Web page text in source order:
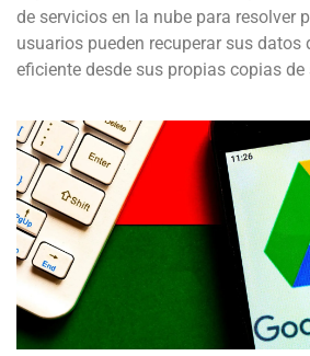
de servicios en la nube para resolver
usuarios pueden recuperar sus datos
eficiente desde sus propias copias de